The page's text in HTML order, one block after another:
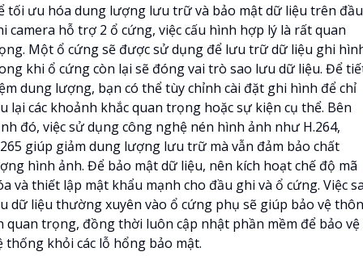
tối ưu hóa dung lượng lưu trữ và bảo mật dữ liệu trên đầu
camera hỗ trợ 2 ổ cứng, việc cấu hình hợp lý là rất quan
Một ổ cứng sẽ được sử dụng để lưu trữ dữ liệu ghi
khi ổ cứng còn lại sẽ đóng vai trò sao lưu dữ liệu. Để
dung lượng, bạn có thể tùy chỉnh cài đặt ghi hình để chỉ
lại các khoảnh khắc quan trọng hoặc sự kiện cụ thể. Bên
đó, việc sử dụng công nghệ nén hình ảnh như H.264,
giúp giảm dung lượng lưu trữ mà vẫn đảm bảo chất
hình ảnh. Để bảo mật dữ liệu, nên kích hoạt chế độ mã
và thiết lập mật khẩu mạnh cho đầu ghi và ổ cứng. Việc
dữ liệu thường xuyên vào ổ cứng phụ sẽ giúp bảo vệ
quan trọng, đồng thời luôn cập nhật phần mềm để bảo vệ
thống khỏi các lỗ hổng bảo mật.